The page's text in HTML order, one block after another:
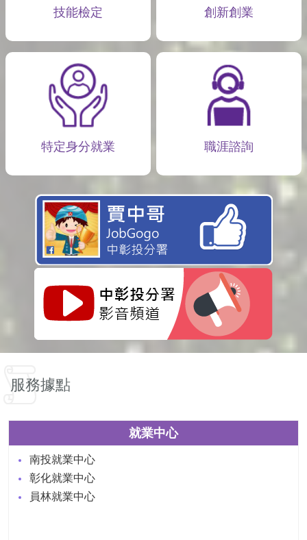
技能檢定 創新創業
特定身分就業 職涯諮詢
服務據點
就業中心
南投就業中心
彰化就業中心
員林就業中心